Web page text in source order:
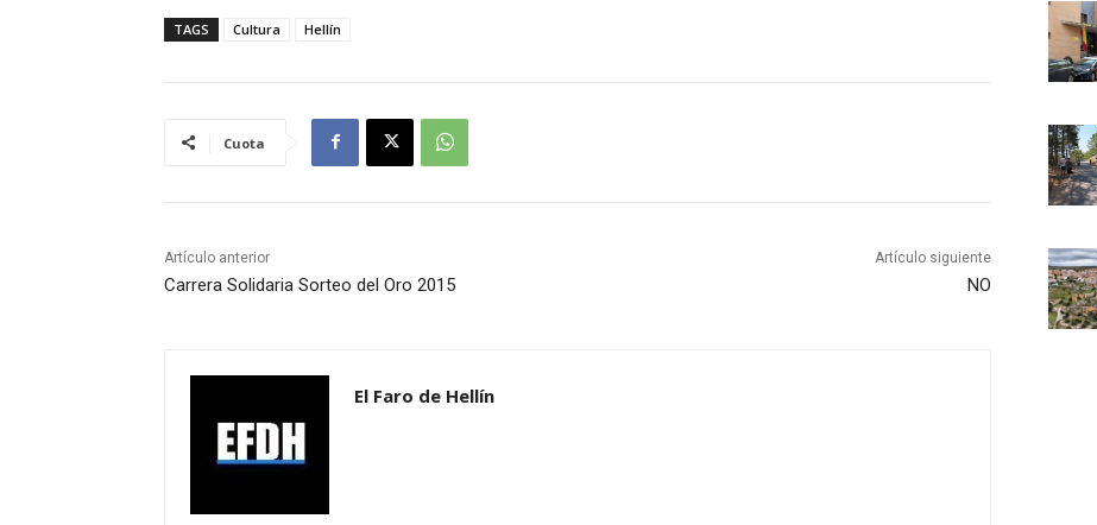
TAGS Cultura Hellín
Cuota
Artículo anterior
Carrera Solidaria Sorteo del Oro 2015
Artículo siguiente
NO
El Faro de Hellín